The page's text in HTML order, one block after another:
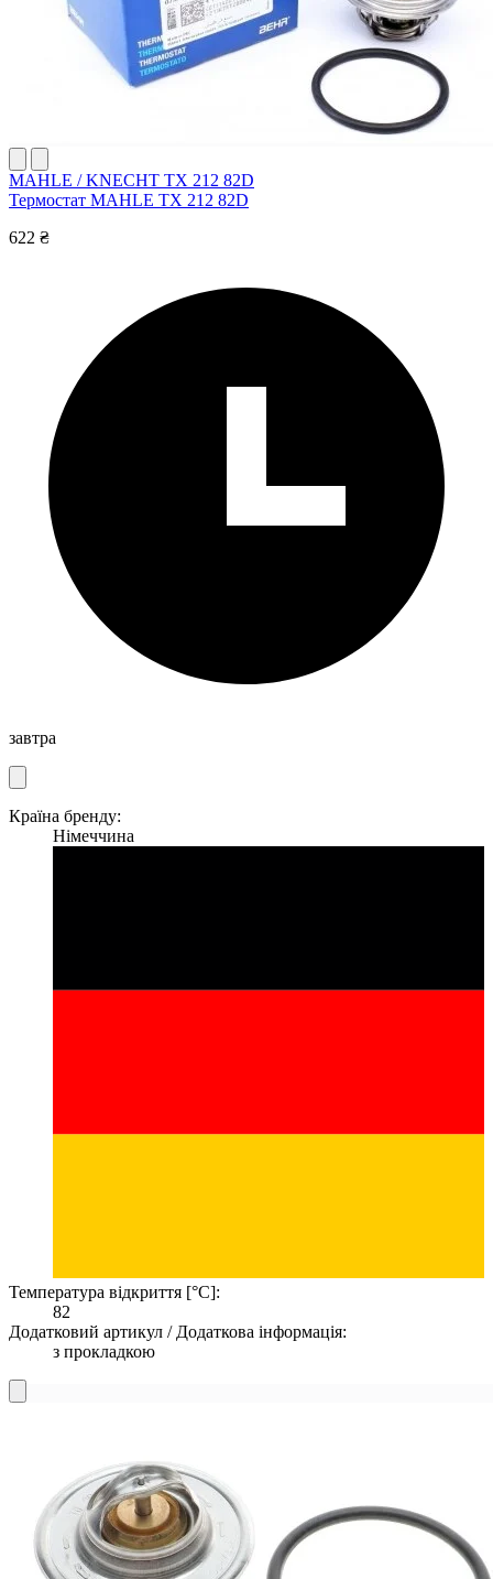
MAHLE / KNECHT TX 212 82D
Термостат MAHLE TX 212 82D
622 ₴
завтра
Країна бренду:
Німеччина
Температура відкриття [°C]:
82
Додатковий артикул / Додаткова інформація:
з прокладкою